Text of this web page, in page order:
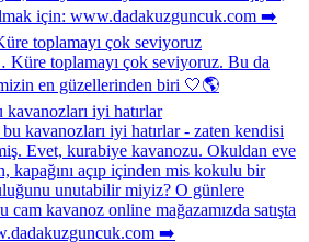
toplamayı çok seviyoruz
iyi hatırlar